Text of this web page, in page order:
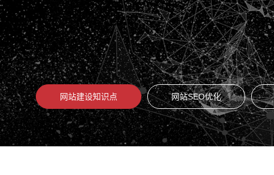
网站建设知识点 网站SEO优化